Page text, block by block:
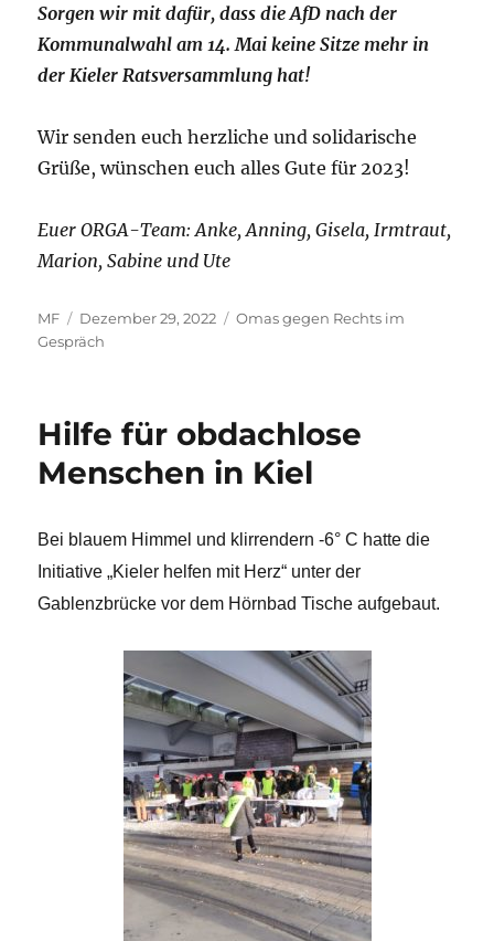
Sorgen wir mit dafür, dass die AfD nach der
Kommunalwahl am 14. Maikeine Sitze mehr in
der Kieler Ratsversammlung hat!
Wir senden euch herzliche und solidarische
Grüße, wünschen euch alles Gute für 2023!
Euer ORGA-Team: Anke, Anning, Gisela, Irmtraut,
Marion, Sabine und Ute
Autor
MF
Veröffentlicht
am
Dezember 29, 2022 Kategorien
Omas gegen Rechts im
Gespräch
Hilfe für obdachlose
Menschen in Kiel
Bei blauem Himmel und klirrendern -6° C hatte die
Initiative „Kieler helfen mit Herz“ unter der
Gablenzbrücke vor dem Hörnbad Tische aufgebaut.